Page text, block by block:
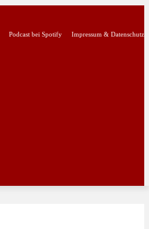
Podcast bei Spotify Impressum & Datenschutz